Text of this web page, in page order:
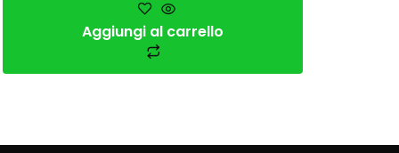
Aggiungi al carrello